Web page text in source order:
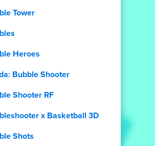
Tower
Heroes
Bubble Shooter
Shooter RF
x Basketball 3D
Shots